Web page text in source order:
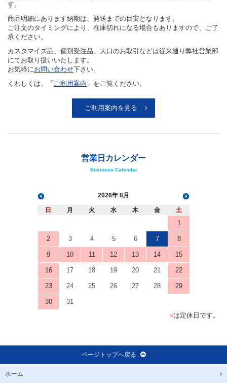
す。
商品明細にあります納期は、発送までの目安となります。
ご注文のタイミングにより、在庫切れになる場合もありますので、ご了
承ください。
カスタマイズ品、個別受注品、大口のお取引などは従来通り弊社営業部
にてお取り扱いいたします。
お気軽にお問い合わせ下さい。
くわしくは、「 ご利用案内 」をご覧ください。
ご利用案内を見る
営業日カレンダー
Business Calendar
2026 8月
日 月 火 水 木 金 土
1
2 3 4 5 6 7 8
9 10 11 12 13 14 15
16 17 18 19 20 21 22
23 24 25 26 27 28 29
30
31
■は定休日です。
ページトップへ戻る
ホーム